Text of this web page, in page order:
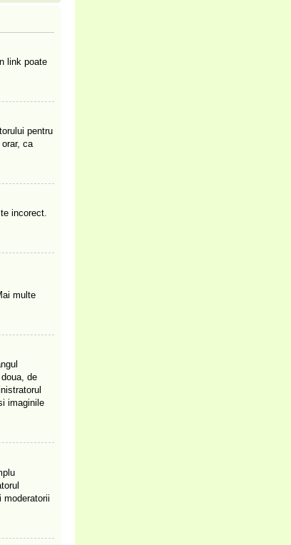
link poate
pentru
ca
incorect.
multe
de
imaginile
moderatorii